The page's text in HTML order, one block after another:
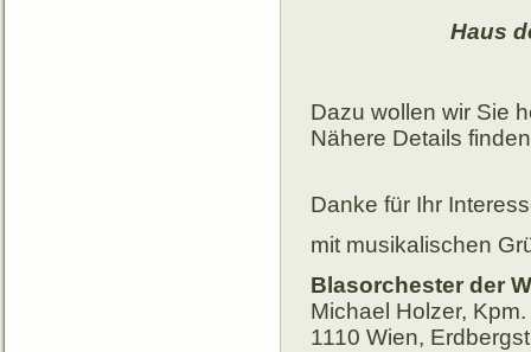
Haus
Dazu wollen wir Sie
Nähere Details
Danke für Ihr
mit musikalischen
Blasorchester der
Michael Holzer, Kpm.
1110 Wien,